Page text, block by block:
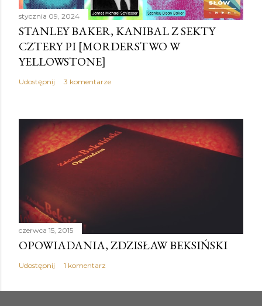
stycznia 09, 2024
STANLEY BAKER, KANIBAL Z SEKTY
CZTERY PI [MORDERSTWO W
YELLOWSTONE]
Udostępnij 3 komentarze
czerwca 15, 2015
OPOWIADANIA, ZDZISŁAW BEKSIŃSKI
Udostępnij 1 komentarz